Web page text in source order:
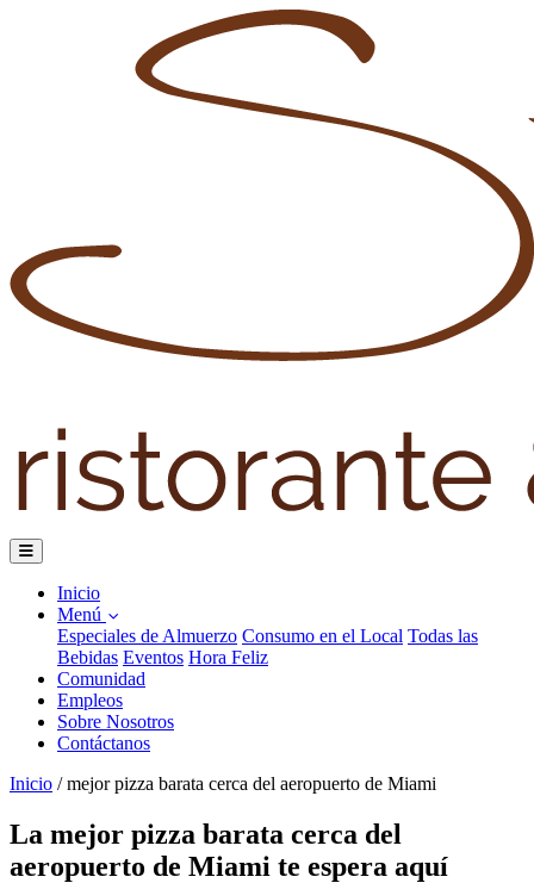
Inicio
Menú
Especiales de Almuerzo Consumo en el Local Todas las
Bebidas Eventos Hora Feliz
Comunidad
Empleos
Sobre Nosotros
Contáctanos
Inicio / mejor pizza barata cerca del aeropuerto de Miami
La mejor pizza barata cerca del
aeropuerto de Miami te espera aquí